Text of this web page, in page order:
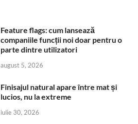
Feature flags: cum lansează
companiile funcții noi doar pentru o
parte dintre utilizatori
august 5, 2026
Finisajul natural apare între mat și
lucios, nu la extreme
iulie 30, 2026